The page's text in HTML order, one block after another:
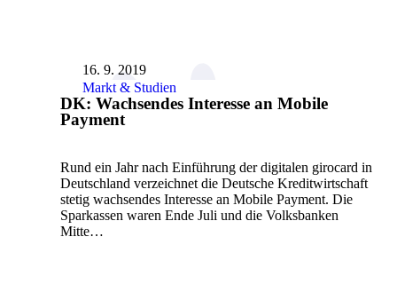
16. 9. 2019
Markt & Studien
DK: Wachsendes Interesse an Mobile
Payment
Rund ein Jahr nach Einführung der digitalen girocard in
Deutschland verzeichnet die Deutsche Kreditwirtschaft
stetig wachsendes Interesse an Mobile Payment. Die
Sparkassen waren Ende Juli und die Volksbanken
Mitte…